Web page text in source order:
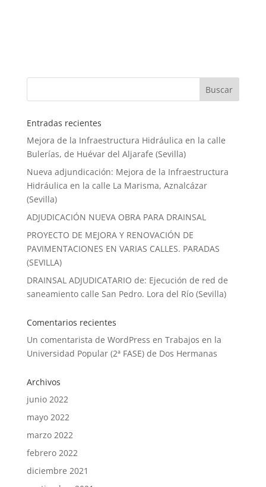
Entradas recientes
Mejora de la Infraestructura Hidráulica en la calle
Bulerías, de Huévar del Aljarafe (Sevilla)
Nueva adjundicación: Mejora de la Infraestructura
Hidráulica en la calle La Marisma, Aznalcázar
(Sevilla)
ADJUDICACIÓN NUEVA OBRA PARA DRAINSAL
PROYECTO DE MEJORA Y RENOVACIÓN DE
PAVIMENTACIONES EN VARIAS CALLES. PARADAS
(SEVILLA)
DRAINSAL ADJUDICATARIO de: Ejecución de red de
saneamiento calle San Pedro. Lora del Río (Sevilla)
Comentarios recientes
Un comentarista de WordPress en Trabajos en la
Universidad Popular (2ª FASE) de Dos Hermanas
Archivos
junio 2022
mayo 2022
marzo 2022
febrero 2022
diciembre 2021